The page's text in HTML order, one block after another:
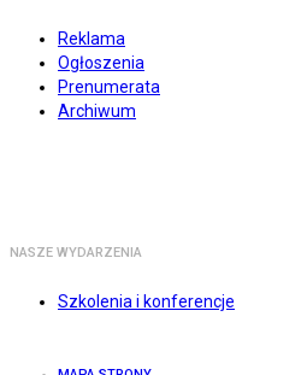
Reklama
Ogłoszenia
Prenumerata
Archiwum
NASZE WYDARZENIA
Szkolenia i konferencje